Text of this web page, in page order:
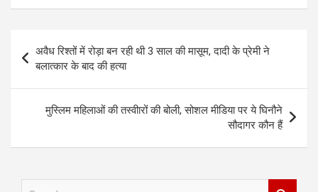
Post
navigation
अवैध रिश्तों में रोड़ा बन रही थी 3 साल की मासूम, दादी के प्रेमी ने
बलात्कार के बाद की हत्या
मुस्लिम महिलाओं की तस्वीारों की बोली, सोशल मीडिया पर ये घिनौने
सौदागर कौन हैं